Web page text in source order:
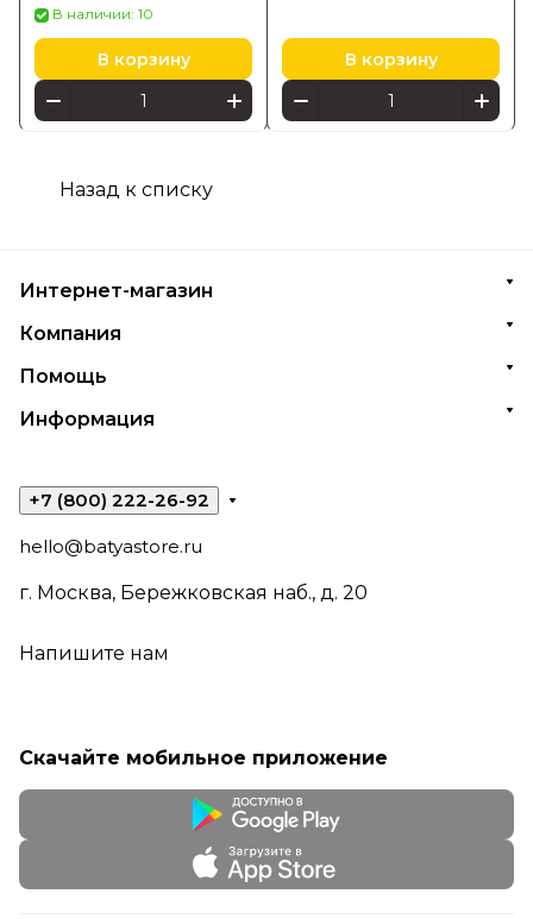
В наличии: 10
В корзину В корзину
Назад к списку
Интернет-магазин
Компания
Помощь
Информация
+7 (800) 222-26-92
hello@batyastore.ru
г. Москва, Бережковская наб., д. 20
Напишите нам
Скачайте мобильное приложение